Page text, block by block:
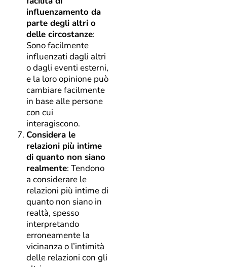
influenzamento da
parte degli altri o
delle circostanze:
Sono facilmente
influenzati dagli altri
o dagli eventi esterni,
e la loro opinione può
cambiare facilmente
in base alle persone
con cui
interagiscono.
Considera le
relazioni più intime
di quanto non siano
realmente: Tendono
a considerare le
relazioni più intime di
quanto non siano in
realtà, spesso
interpretando
erroneamente la
vicinanza o l’intimità
delle relazioni con gli